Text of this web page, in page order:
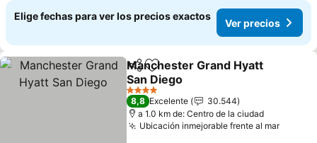
Elige fechas para ver los precios exactos
Ver precios
CompartirAgregar a favoritos
Manchester Grand Hyatt
San Diego
4 Estrellas
8,8 Excelente
30.544
a 1.0 km de: Centro de la ciudad
Ubicación inmejorable frente al mar